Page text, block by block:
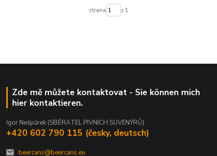
strana z 1
Zde mě můžete kontaktovat - Sie können mich
hier kontaktieren.
Igor Nešpůrek (SBĚRATEL PIVNÍCH SUVENÝRŮ)
+420 602 790 115 (česky, deutsch)
beercans@beercans.eu